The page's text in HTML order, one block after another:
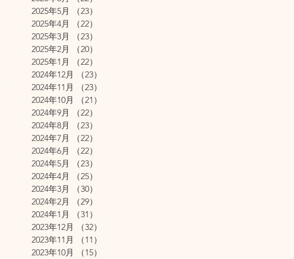
2025年5月
（23）
2025年4月
（22）
2025年3月
（23）
2025年2月
（20）
2025年1月
（22）
2024年12月
（23）
2024年11月
（23）
2024年10月
（21）
2024年9月
（22）
2024年8月
（23）
2024年7月
（22）
2024年6月
（22）
2024年5月
（23）
2024年4月
（25）
2024年3月
（30）
2024年2月
（29）
2024年1月
（31）
2023年12月
（32）
2023年11月
（11）
2023年10月
（15）